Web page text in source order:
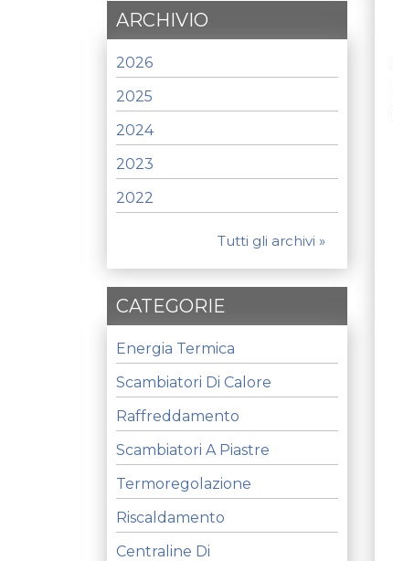
ARCHIVIO
2026
2025
2024
2023
2022
Tutti gli archivi »
CATEGORIE
Energia Termica
Scambiatori Di Calore
Raffreddamento
Scambiatori A Piastre
Termoregolazione
Riscaldamento
Centraline Di